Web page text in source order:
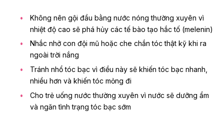
Không nên gội đầu bằng nước nóng thường xuyên vì
nhiệt độ cao sẽ phá hủy các tế bào tạo hắc tố (melenin)
Nhắc nhở con đội mũ hoặc che chắn tóc thật kỹ khi ra
ngoài trời nắng
Tránh nhổ tóc bạc vì điều này sẽ khiến tóc bạc nhanh,
nhiều hơn và khiến tóc mỏng đi
Cho trẻ uống nước thường xuyên vì nước sẽ dưỡng ẩm
và ngăn tình trạng tóc bạc sớm